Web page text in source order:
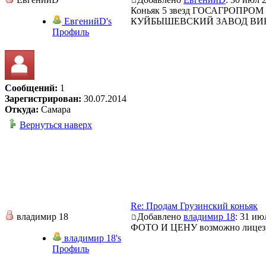
ЕвгенийD's
Профиль
Сообщений: 1
Зарегистрирован: 30.07.2014
Откуда: Самара
Коньяк 5 звезд ГОСАГРОПРОМ
КУЙБЫШЕВСКИЙ ЗАВОД
Вернуться наверх
владимир 18
владимир 18's
Профиль
Re: Продам Грузинский коньяк
Добавлено владимир 18: 31
ФОТО И ЦЕНУ возможно